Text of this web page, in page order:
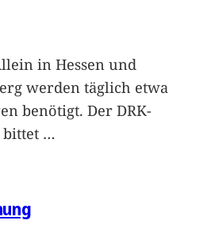
in Hessen und
werden täglich etwa
benötigt. Der DRK-
bittet …